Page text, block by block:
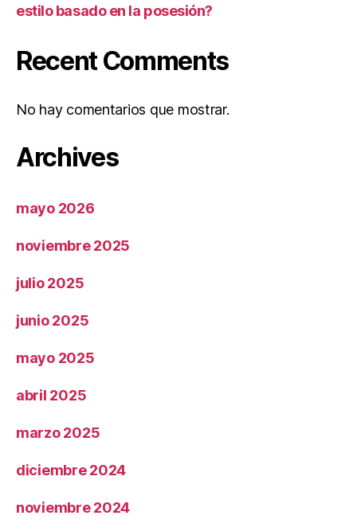
estilo basado en la posesión?
Recent Comments
No hay comentarios que mostrar.
Archives
mayo 2026
noviembre 2025
julio 2025
junio 2025
mayo 2025
abril 2025
marzo 2025
diciembre 2024
noviembre 2024